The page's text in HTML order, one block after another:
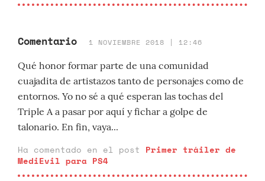
Comentario 1 NOVIEMBRE 2018 | 12:46
Qué honor formar parte de una comunidad
cuajadita de artistazos tanto de personajes como de
entornos. Yo no sé a qué esperan las tochas del
Triple A a pasar por aquí y fichar a golpe de
talonario. En fin, vaya...
Ha comentado en el post Primer tráiler de
MediEvil para PS4